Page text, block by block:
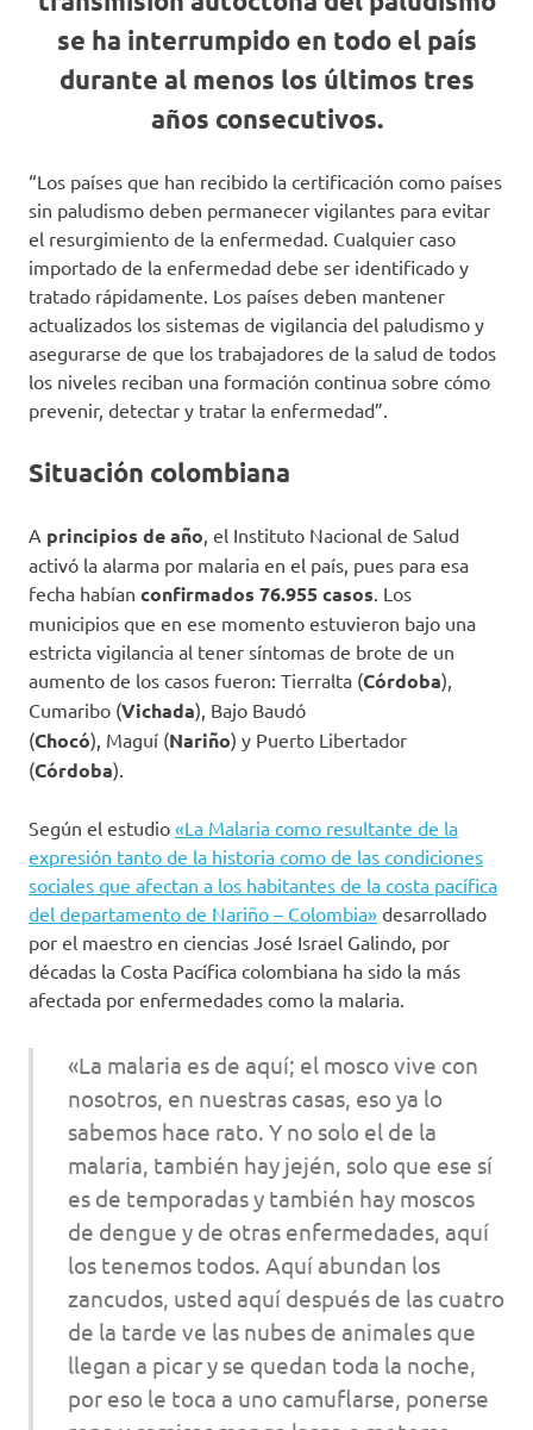
se ha interrumpido en todo el país
durante al menos los últimos tres
años consecutivos.
“Los países que han recibido la certificación como países
sin paludismo deben permanecer vigilantes para evitar
el resurgimiento de la enfermedad. Cualquier caso
importado de la enfermedad debe ser identificado y
tratado rápidamente. Los países deben mantener
actualizados los sistemas de vigilancia del paludismo y
asegurarse de que los trabajadores de la salud de todos
los niveles reciban una formación continua sobre cómo
prevenir, detectar y tratar la enfermedad”.
Situación colombiana
A principios de año, el Instituto Nacional de Salud
activó la alarma por malaria en el país, pues para esa
fecha habían confirmados 76.955 casos. Los
municipios que en ese momento estuvieron bajo una
estricta vigilancia al tener síntomas de brote de un
aumento de los casos fueron: Tierralta (Córdoba),
Cumaribo (Vichada), Bajo Baudó
(Chocó), Maguí (Nariño) y Puerto Libertador
(Córdoba).
Según el estudio «La Malaria como resultante de la
expresión tanto de la historia como de las condiciones
sociales que afectan a los habitantes de la costa pacífica
del departamento de Nariño – Colombia» desarrollado
por el maestro en ciencias José Israel Galindo, por
décadas la Costa Pacífica colombiana ha sido la más
afectada por enfermedades como la malaria.
«La malaria es de aquí; el mosco vive con
nosotros, en nuestras casas, eso ya lo
sabemos hace rato. Y no solo el de la
malaria, también hay jején, solo que ese sí
es de temporadas y también hay moscos
de dengue y de otras enfermedades, aquí
los tenemos todos. Aquí abundan los
zancudos, usted aquí después de las cuatro
de la tarde ve las nubes de animales que
llegan a picar y se quedan toda la noche,
por eso le toca a uno camuflarse, ponerse